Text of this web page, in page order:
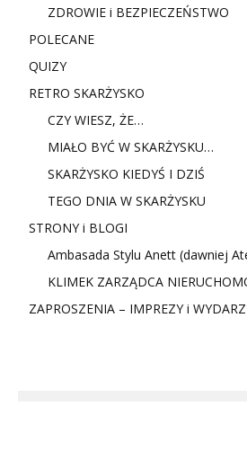
ZDROWIE i BEZPIECZEŃSTWO
POLECANE
QUIZY
RETRO SKARŻYSKO
CZY WIESZ, ŻE…
MIAŁO BYĆ W SKARŻYSKU…
SKARŻYSKO KIEDYŚ I DZIŚ
TEGO DNIA W SKARŻYSKU
STRONY i BLOGI
Ambasada Stylu Anett (dawniej
KLIMEK ZARZĄDCA
ZAPROSZENIA – IMPREZY i